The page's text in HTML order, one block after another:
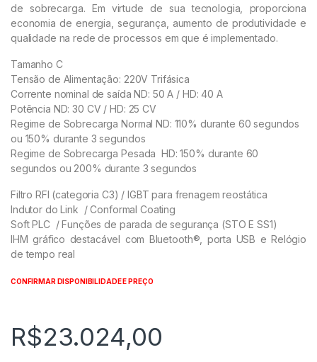
de sobrecarga. Em virtude de sua tecnologia, proporciona
economia de energia, segurança, aumento de produtividade e
qualidade na rede de processos em que é implementado.
Tamanho C
Tensão de Alimentação: 220V Trifásica
Corrente nominal de saída ND: 50 A / HD: 40 A
Potência ND: 30 CV / HD: 25 CV
Regime de Sobrecarga Normal ND: 110% durante 60 segundos
ou 150% durante 3 segundos
Regime de Sobrecarga Pesada HD: 150% durante 60
segundos ou 200% durante 3 segundos
Filtro RFI (categoria C3) / IGBT para frenagem reostática
Indutor do Link / Conformal Coating
Soft PLC / Funções de parada de segurança (STO E SS1)
IHM gráfico destacável com Bluetooth®, porta USB e Relógio
de tempo real
CONFIRMAR DISPONIBILIDADE E PREÇO
R$23.024,00